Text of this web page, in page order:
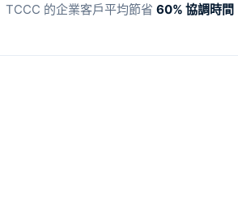
TCCC 的企業客戶平均節省 60% 協調時間